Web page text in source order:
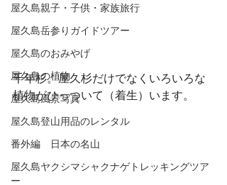
屋久島親子・子供・家族旅行
屋久島岳参りガイドツアー
屋久島のおみやげ
屋久島の植物
屋久島風景写真
屋久島登山用品のレンタル
番外編 日本の名山
屋久島ヤクシマシャクナゲトレッキングツア
ー
千年杉。屋久杉だけでなくいろいろな
植物がひっついて（着生）います。